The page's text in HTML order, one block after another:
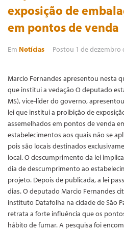
exposição de
em pontos de venda
Em Notícias Postou 1 de dezembro
Marcio Fernandes apresentou nesta
que institui a vedação O deputado
MS), vice-líder do governo,
lei que institui a proibição de
assemelhados em pontos de venda
estabelecimentos aos quais não se
pois são locais destinados
local. O descumprimento da lei
dia de descumprimento ao
projeto. Depois de publicada, a lei
dias. O deputado Marcio Fernandes
instituto Datafolha na cidade de São
retrata a forte influência que os
hábito de fumar. A pesquisa foi